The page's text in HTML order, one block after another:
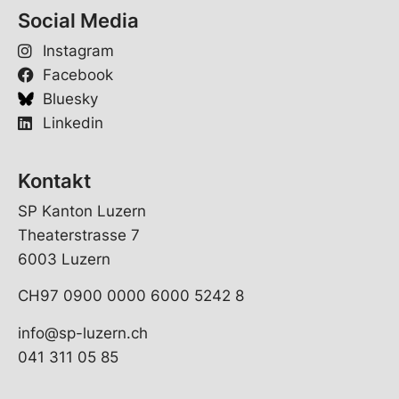
Social Media
Instagram
Facebook
Bluesky
Linkedin
Kontakt
SP Kanton Luzern
Theaterstrasse 7
6003 Luzern
CH97 0900 0000 6000 5242 8
info@sp-luzern.ch
041 311 05 85